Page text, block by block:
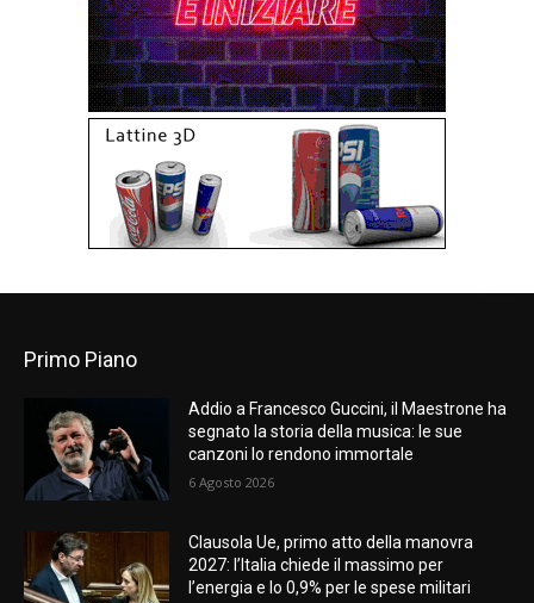
Primo Piano
Addio a Francesco Guccini, il Maestrone ha
segnato la storia della musica: le sue
canzoni lo rendono immortale
6 Agosto 2026
Clausola Ue, primo atto della manovra
2027: l’Italia chiede il massimo per
l’energia e lo 0,9% per le spese militari